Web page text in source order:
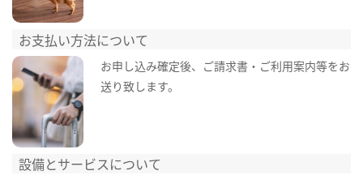
お支払い方法について
お申し込み確定後、ご請求書・ご利用案内等をお
送り致します。
設備とサービスについて